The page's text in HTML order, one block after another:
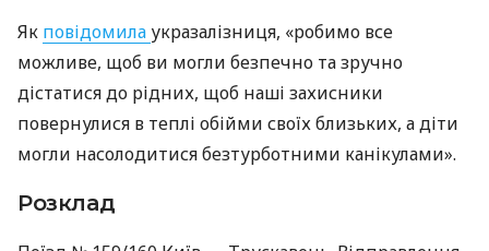
Як повідомила укразалізниця, «робимо все
можливе, щоб ви могли безпечно та зручно
дістатися до рідних, щоб наші захисники
повернулися в теплі обійми своїх близьких, а діти
могли насолодитися безтурботними канікулами».
Розклад